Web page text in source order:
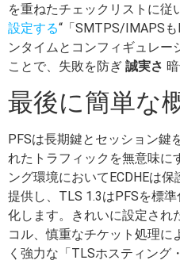
を重ねたチェックリストに従
設定する“「SMTPS/IMAPS
ンタイムとコンフィギュレー
ことで、失敗を防ぎ 誠実さ
最後に簡単な
PFSは長期鍵とセッション鍵
れたトラフィックを無意味に
ング環境においてECDHEは
提供し、TLS 1.3はPFSを標
化します。きれいに設定され
コル、慎重なチケット処理に
く強力な「TLSホスティング